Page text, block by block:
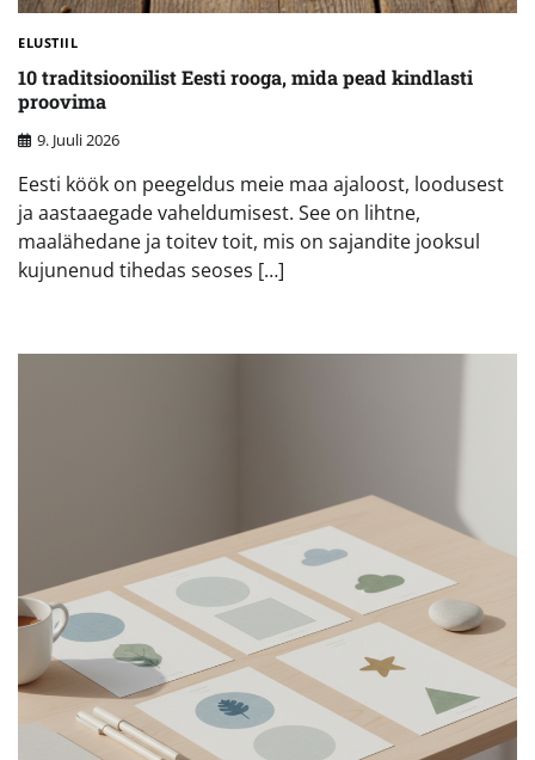
ELUSTIIL
10 traditsioonilist Eesti rooga, mida pead kindlasti
proovima
9. Juuli 2026
Eesti köök on peegeldus meie maa ajaloost, loodusest
ja aastaaegade vaheldumisest. See on lihtne,
maalähedane ja toitev toit, mis on sajandite jooksul
kujunenud tihedas seoses […]